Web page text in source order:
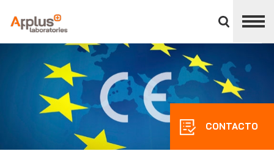
panel
APPLUS+
CONTACTO